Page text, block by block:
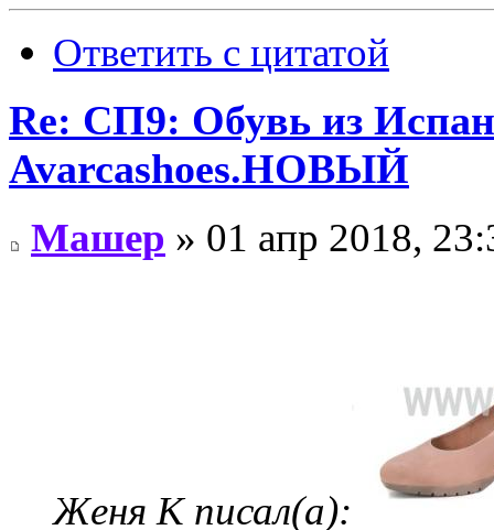
Ответить с цитатой
Re: СП9: Обувь из
Avarcashoes.НОВЫЙ
Машер » 01 апр 2018,
Женя К писал(а):